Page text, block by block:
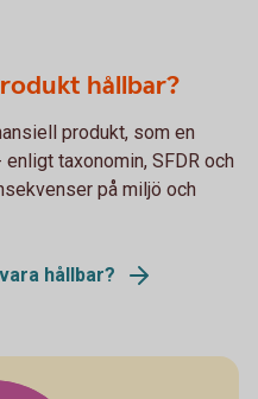
hållbar?
produkt, som en
taxonomin, SFDR och
på miljö och
hållbar?